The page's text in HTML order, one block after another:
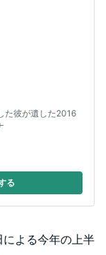
た彼が遺した2016
る
よる今年の上半